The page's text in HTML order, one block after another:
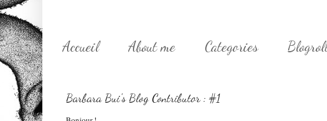
Accueil About me Categories
Barbara Bui's Blog Contributor : #1